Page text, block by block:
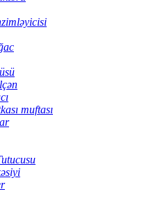
muftası